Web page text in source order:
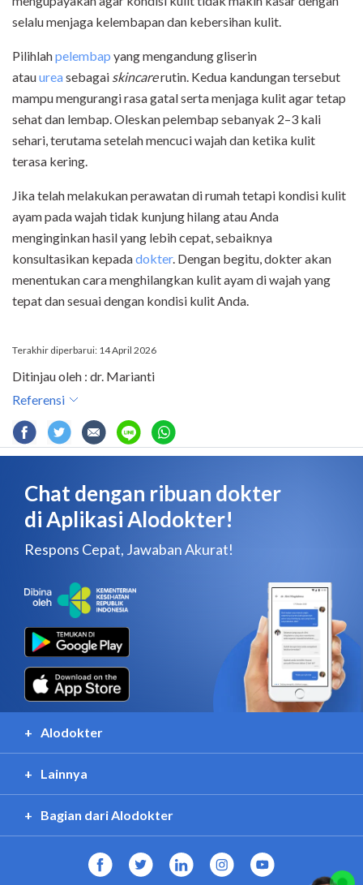
selalu menjaga kelembapan dan kebersihan kulit.
Pilihlahpelembap yang mengandung gliserin
atauureasebagai skincarerutin. Kedua kandungan tersebut
mampu mengurangi rasa gatal serta menjaga kulit agar tetap
sehat dan lembap. Oleskan pelembap sebanyak 2–3 kali
sehari, terutama setelah mencuci wajah dan ketika kulit
terasa kering.
Jika telah melakukan perawatan di rumah tetapi kondisi kulit
ayam pada wajah tidak kunjung hilang atau Anda
menginginkan hasil yang lebih cepat, sebaiknya
konsultasikan kepadadokter. Dengan begitu, dokter akan
menentukan cara menghilangkan kulit ayam di wajah yang
tepat dan sesuai dengan kondisi kulit Anda.
Terakhir diperbarui: 14 April 2026